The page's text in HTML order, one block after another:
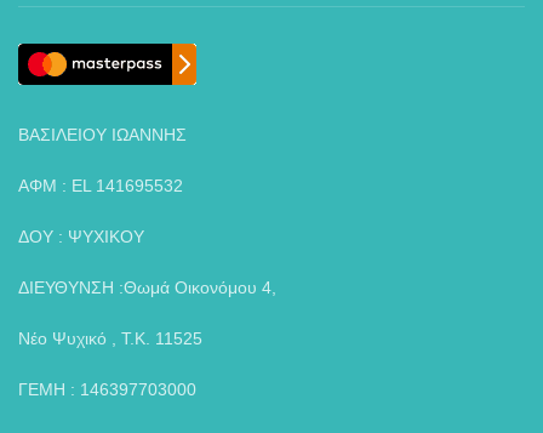
ΒΑΣΙΛΕΙΟΥ ΙΩΑΝΝΗΣ
ΑΦΜ : EL 141695532
ΔΟΥ : ΨΥΧΙΚΟΥ
ΔΙΕΥΘΥΝΣΗ :Θωμά Οικονόμου 4,
Νέο Ψυχικό , Τ.Κ. 11525
ΓΕΜΗ : 146397703000